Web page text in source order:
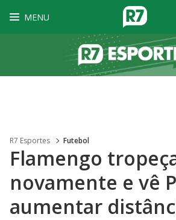
MENU
R7 Esportes Futebol
Flamengo
novamente e vê
aumentar